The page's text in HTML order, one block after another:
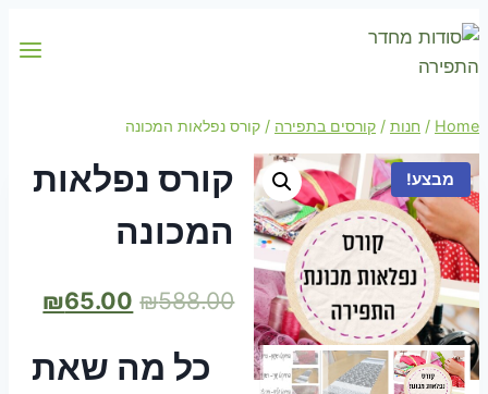
Skip
Home
/ חנות / קורסים בתפירה / קורס נפלאות המכונה
מבצע!
קורס נפלאות
המכונה
₪588.00
המחיר
היה:
₪65.00
הוא:כל מה שאת